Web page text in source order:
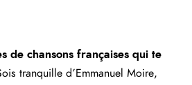
de chansons françaises qui te
tranquille d’Emmanuel Moire,